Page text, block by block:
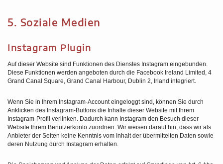
5. Soziale Medien
Instagram Plugin
Auf dieser Website sind Funktionen des Dienstes Instagram eingebunden.
Diese Funktionen werden angeboten durch die Facebook Ireland Limited, 4
Grand Canal Square, Grand Canal Harbour, Dublin 2, Irland integriert.
Wenn Sie in Ihrem Instagram-Account eingeloggt sind, können Sie durch
Anklicken des Instagram-Buttons die Inhalte dieser Website mit Ihrem
Instagram-Profil verlinken. Dadurch kann Instagram den Besuch dieser
Website Ihrem Benutzerkonto zuordnen. Wir weisen darauf hin, dass wir als
Anbieter der Seiten keine Kenntnis vom Inhalt der übermittelten Daten sowie
deren Nutzung durch Instagram erhalten.